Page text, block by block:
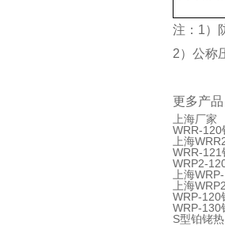
注：1）
2）公称
更多产品
上海厂家
WRR-120
上海
WRR-121
WRP2-
上海
上海
WRP-120
WRP-130
S型铂铑